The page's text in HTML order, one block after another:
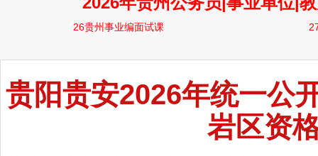
贵阳贵安2026年统一公
岩区资